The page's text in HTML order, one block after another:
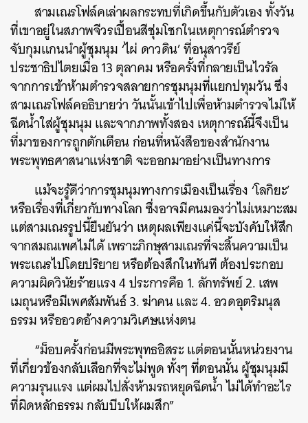
สามเณรโฟล์คเล่าผลกระทบที่เกิดขึ้นกับตัวเองทั้งวัน
ที่เขาอยู่ในสภาพจีวรเปื้อนสีชุ่มโชกในเหตุการณ์ตำรวจ
จับกุมแกนนำผู้ชุมนุม‘ไผ่ ดาวดิน’ที่อนุสาวรีย์
ประชาธิปไตยเมื่อ13ตุลาคมหรือครั้งที่กลายเป็นไวรัล
จากการเข้าห้ามตำรวจสลายการชุมนุมที่แยกปทุมวันซึ่ง
สามเณรโฟล์คอธิบายว่าวันนั้นเข้าไปเพื่อห้ามตำรวจไม่ให้
ฉีดน้ำใส่ผู้ชุมนุมและจากภาพทั้งสองเหตุการณ์นี้จึงเป็น
ที่มาของการถูกตักเตือนก่อนที่หนังสือของสำนักงาน
พระพุทธศาสนาแห่งชาติจะออกมาอย่างเป็นทางการ
แม้จะรู้ดีว่าการชุมนุมทางการเมืองเป็นเรื่อง‘โลกิยะ’
หรือเรื่องที่เกี่ยวกับทางโลกซึ่งอาจมีคนมองว่าไม่เหมาะสม
แต่สามเณรรูปนี้ยืนยันว่า เหตุผลเพียงแค่นี้จะบังคับให้สึก
จากสมณเพศไม่ได้เพราะภิกษุสามเณรที่จะสิ้นความเป็น
พระเณรไปโดยปริยายหรือต้องสึกในทันทีต้องประกอบ
ความผิดวินัยร้ายแรง4ประการคือ1.ลักทรัพย์2.เสพ
เมถุนหรือมีเพศสัมพันธ์3.ฆ่าคนและ4.อวดอุตริมนุส
ธรรมหรืออวดอ้างความวิเศษแห่งตน
“ม็อบครั้งก่อนมีพระพุทธอิสระแต่ตอนนั้นหน่วยงาน
ที่เกี่ยวข้องกลับเลือกที่จะไม่พูดทั้งๆที่ตอนนั้นผู้ชุมนุมมี
ความรุนแรง แต่ผมไปสั่งห้ามรถหยุดฉีดน้ำไม่ได้ทำอะไร
ที่ผิดหลักธรรมกลับบีบให้ผมสึก”